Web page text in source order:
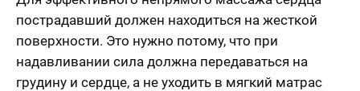
пострадавший должен находиться на жесткой
поверхности. Это нужно потому, что при
надавливании сила должна передаваться на
грудину и сердце, а не уходить в мягкий матрас